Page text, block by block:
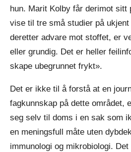
hun. Marit Kolby får derimot sitt
vise til tre små studier på
deretter advare mot stoffet, er
eller grundig. Det er heller
skape ubegrunnet frykt».
Det er ikke til å forstå at en
fagkunnskap på dette området,
seg selv til doms i en sak som
en meningsfull måte uten
immunologi og mikrobiologi.